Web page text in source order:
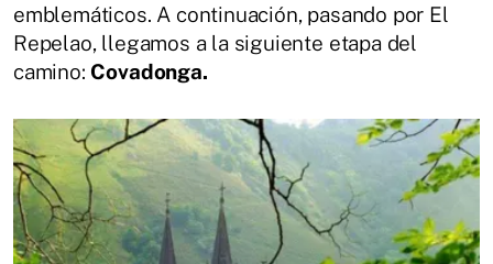
emblemáticos. A continuación, pasando por El
Repelao, llegamos a la siguiente etapa del
camino: Covadonga.